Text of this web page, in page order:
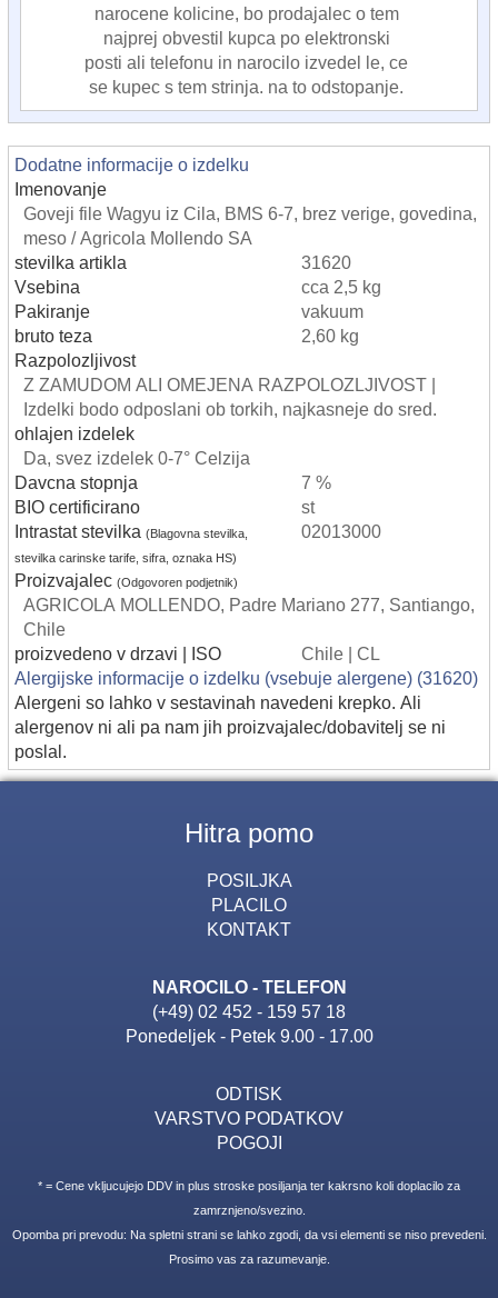
narocene kolicine, bo prodajalec o tem
najprej obvestil kupca po elektronski
posti ali telefonu in narocilo izvedel le, ce
se kupec s tem strinja. na to odstopanje.
Dodatne informacije o izdelku
Imenovanje
Goveji file Wagyu iz Cila, BMS 6-7, brez verige, govedina,
meso / Agricola Mollendo SA
stevilka artikla
31620
Vsebina
cca 2,5 kg
Pakiranje
vakuum
bruto teza
2,60 kg
Razpolozljivost
Z ZAMUDOM ALI OMEJENA RAZPOLOZLJIVOST |
Izdelki bodo odposlani ob torkih, najkasneje do sred.
ohlajen izdelek
Da, svez izdelek 0-7° Celzija
Davcna stopnja
7 %
BIO certificirano
st
Intrastat stevilka (Blagovna stevilka,
stevilka carinske tarife, sifra, oznaka HS)
02013000
Proizvajalec (Odgovoren podjetnik)
AGRICOLA MOLLENDO, Padre Mariano 277, Santiango,
Chile
proizvedeno v drzavi | ISO
Chile | CL
Alergijske informacije o izdelku (vsebuje alergene) (31620)
Alergeni so lahko v sestavinah navedeni krepko. Ali
alergenov ni ali pa nam jih proizvajalec/dobavitelj se ni
poslal.
Hitra pomo
POSILJKA
PLACILO
KONTAKT
NAROCILO - TELEFON
(+49) 02 452 - 159 57 18
Ponedeljek - Petek 9.00 - 17.00
ODTISK
VARSTVO PODATKOV
POGOJI
* = Cene vkljucujejo DDV in plus stroske posiljanja ter kakrsno koli doplacilo za
zamrznjeno/svezino.
Opomba pri prevodu: Na spletni strani se lahko zgodi, da vsi elementi se niso prevedeni.
Prosimo vas za razumevanje.